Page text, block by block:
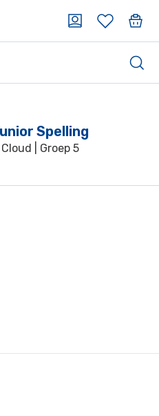
Spelling
| Groep 5